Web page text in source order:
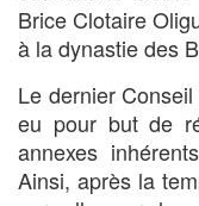
Brice Clotaire
à la dynastie des
Le dernier
eu pour but de
annexes
Ainsi, après la